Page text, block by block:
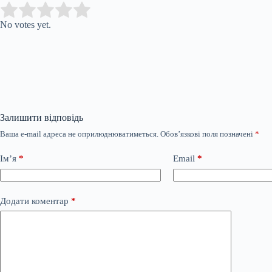
Rate this item:
No votes yet.
Залишити відповідь
Ваша e-mail адреса не оприлюднюватиметься. Обов’язкові поля позначені *
Ім’я * Email *
Додати коментар *